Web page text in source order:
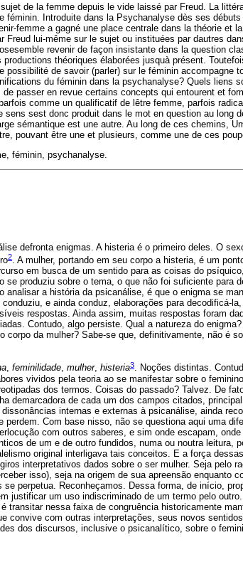
de la femme depuis le vide laissé par Freud. La
féminin. Introduite dans la Psychanalyse dès ses
femme a gagné une place centrale dans la théorie et
Freud lui-même sur le sujet ou instituées par dautres
revenir de façon insistante dans la question
théoriques élaborées jusquà présent.
possibilité de savoir (parler) sur le féminin accompagne
du féminin dans la psychanalyse? Quels liens
passer en revue certains concepts qui entourent et
comme un qualificatif de lêtre femme, parfois
sens sest donc produit dans le mot en question au long
sémantique est une autre. Au long de ces chemins,
pouvant être une et plusieurs, comme une de ces
féminin, psychanalyse.
defronta enigmas. A histeria é o primeiro deles. O
2. A mulher, portando em seu corpo a histeria, é um
em busca de um sentido para as coisas do
se produziu sobre o tema, o que não foi suficiente para
analisar a história da psicanálise, é que o enigma se
e ainda conduz, elaborações para decodificá-
respostas. Ainda assim, muitas respostas foram
Contudo, algo persiste. Qual a natureza do
corpo da mulher? Sabe-se que, definitivamente, não é
, feminilidade, mulher, histeria3. Noções distintas.
vividos pela teoria ao se manifestar sobre o
dos termos. Coisas do passado? Talvez. De
demarcadora de cada um dos campos citados,
internas e externas à psicanálise, ainda
Com base nisso, não se questiona aqui uma
com outros saberes, e sim onde escapam,
de um e de outro fundidos, numa ou noutra leitura,
original interligava tais conceitos. E a força
interpretativos dados sobre o ser mulher. Seja pelo
isso), seja na origem de sua apreensão enquanto
perpetua. Reconheçamos. Dessa forma, de início,
justificar um uso indiscriminado de um termo pelo
transitar nessa faixa de congruência historicamente
convive com outras interpretações, seus novos
dos discursos, inclusive o psicanalítico, sobre o